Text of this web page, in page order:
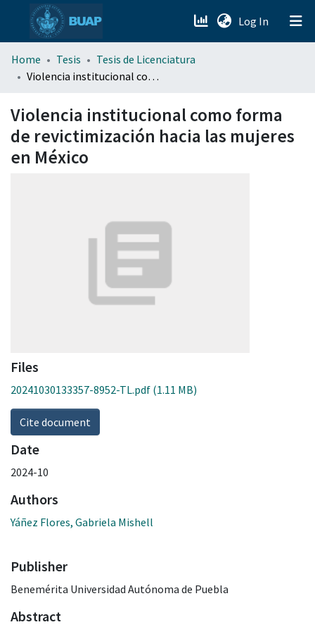
Log In (current)
menu.section.about_menu
Home Tesis
Tesis de Licenciatura
Violencia institucional como forma de revictimización hacia las mujeres en México
Violencia institucional como forma
de revictimización hacia las mujeres
en México
Files
20241030133357-8952-TL.pdf (1.11 MB)
Cite document
Date
2024-10
Authors
Yáñez Flores, Gabriela Mishell
Publisher
Benemérita Universidad Autónoma de Puebla
Abstract